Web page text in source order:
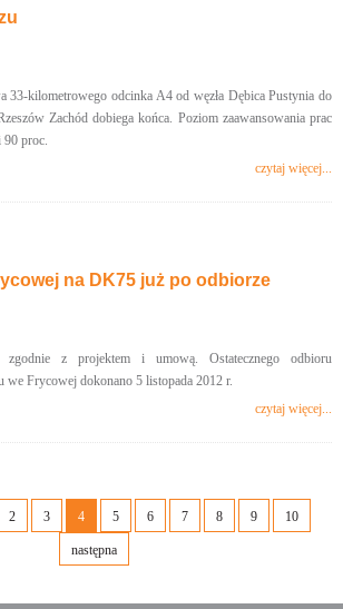
33-kilometrowego odcinka A4 od węzła Dębica Pustynia do
Zachód dobiega końca. Poziom zaawansowania prac
proc.
czytaj więcej...
na DK75 już po odbiorze
zgodnie z projektem i umową. Ostatecznego odbioru
we Frycowej dokonano 5 listopada 2012 r.
czytaj więcej...
2 3 4 5 6 7 8 9 10
następna